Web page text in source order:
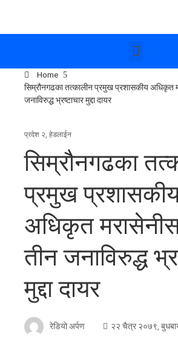
Home
सिम्रौनगढका तत्कालीन प्रमुख प्रशासकीय अधिकृत
जनाविरुद्ध भ्रष्टाचार मुद्दा दायर
प्रदेश २, हेडलाईन
सिम्रौनगढका
प्रमुख
अधिकृत
तीन जनाविरुद्ध
मुद्दा दायर
रेडियो अर्पण
२२ चैत्र २०७९,